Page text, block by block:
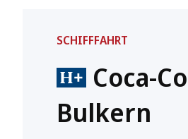
SCHIFFFAHRT
Coca-
Bulkern